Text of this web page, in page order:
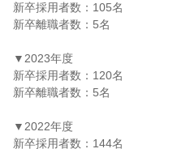
新卒採用者数：105名
新卒離職者数：5名
▼2023年度
新卒採用者数：120名
新卒離職者数：5名
▼2022年度
新卒採用者数：144名